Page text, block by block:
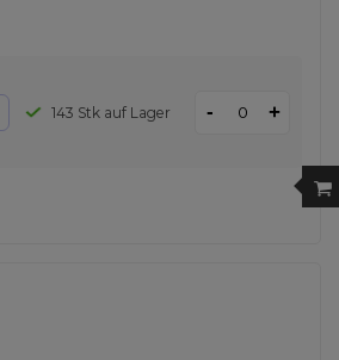
143 Stk auf Lager - +